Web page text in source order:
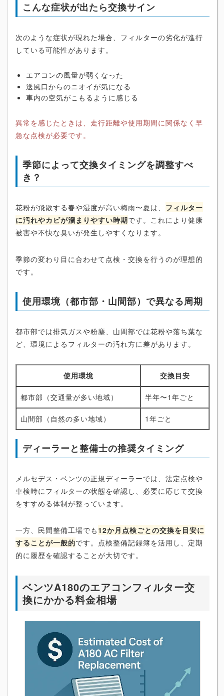
こんな症状が出たら交換サイン
次のような症状が現れた場合、フィルターの劣化が進行
している可能性があります。
エアコンの風量が弱くなった
送風口からのニオイが気になる
車内の空気がこもるように感じる
異常を感じたときは、走行距離や使用期間に関係なく早
急な点検が必要です。
季節によって交換タイミングを調整すべ
き？
花粉が飛散する春や湿度が高い梅雨〜夏は、 フィルター
に汚れやカビが溜まりやすい時期です。これにより健康
被害や不快な臭いが発生しやすくなります。
季節の変わり目に合わせて点検・交換を行うのが理想的
です。
使用環境（都市部・山間部）で異なる周期
都市部では排気ガスや粉塵、山間部では花粉や落ち葉な
ど、環境によるフィルターの汚れ方に差があります。
使用環境 交換目安
都市部（交通量が多い地域） 半年〜1年ごと
山間部（自然の多い地域） 1年ごと
ディーラーと整備士の推奨タイミング
メルセデス・ベンツの正規ディーラーでは、法定点検や
車検時にフィルターの状態を確認し、必要に応じて交換
をすすめる体制が整っています。
一方、民間整備工場でも 12か月点検ごとの交換を目安に
することが一般的です。点検整備記録簿を活用し、定期
的に履歴を確認することが大切です。
ベンツA180のエアコンフィルター交
換にかかる料金相場